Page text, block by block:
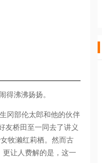
得沸沸扬扬。
冈部伦太郎和他的伙伴
友桥田至一同去了讲义
牧濑红莉栖。然而古
让人费解的是，这一